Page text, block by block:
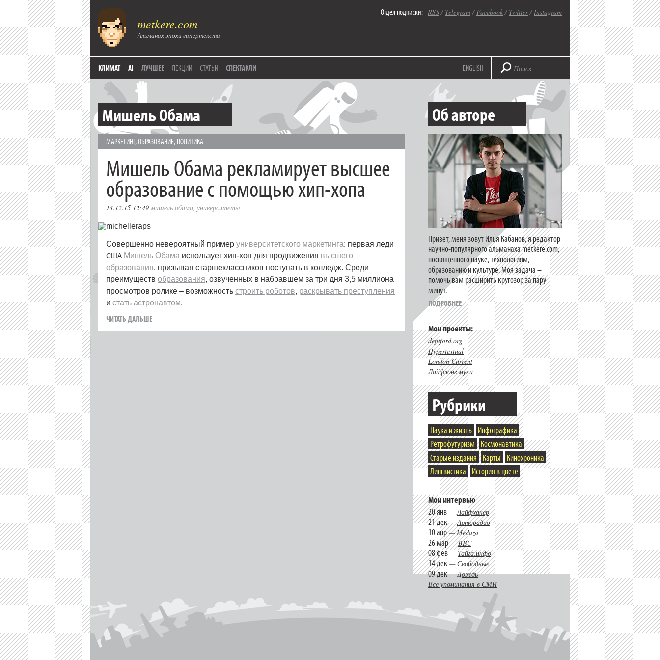
metkere.com
Альманах эпохи гипертекста
Отдел подписки: RSS/ Telegram/Facebook/ Twitter/Instagram
КЛИМАТ AI ЛУЧШЕЕ ЛЕКЦИИ СТАТЬИ СПЕКТАКЛИ ENGLISH
Мишель Обама
МАРКЕТИНГ,ОБРАЗОВАНИЕ, ПОЛИТИКА
Мишель Обама рекламирует высшее
образование с помощью хип-хопа
14.12.15 12:49 мишель обама, университеты
Совершенно невероятный пример университетского маркетинга: первая леди
США Мишель Обама использует хип-хоп для продвижения высшего
образования, призывая старшеклассников поступать в колледж. Среди
преимуществ образования, озвученных в набравшем за три дня 3,5 миллиона
просмотров ролике – возможность строить роботов, раскрывать преступления
и стать астронавтом.
ЧИТАТЬ ДАЛЬШЕ
Об авторе
Привет, меня зовут Илья Кабанов, я редактор
научно-популярного альманаха metkere.com,
посвященного науке, технологиям,
образованию и культуре. Моя задача –
помочь вам расширить кругозор за пару
минут.
ПОДРОБНЕЕ
Мои проекты:
deptford.org
Hypertextual
London Current
Лайфлонг муки
Рубрики
Наука и жизнь Инфографика
Ретрофутуризм
Космонавтика
Старые издания
Карты
Кинохроника
Лингвистика
История в цвете
Мои интервью
20 янв—Лайфхакер
21 дек—Авторадио
10 апр—Meduza
26 мар—BBC
08 фев—Тайга.инфо
14 дек—Свободные
09 дек—Дождь
Все упоминания в СМИ